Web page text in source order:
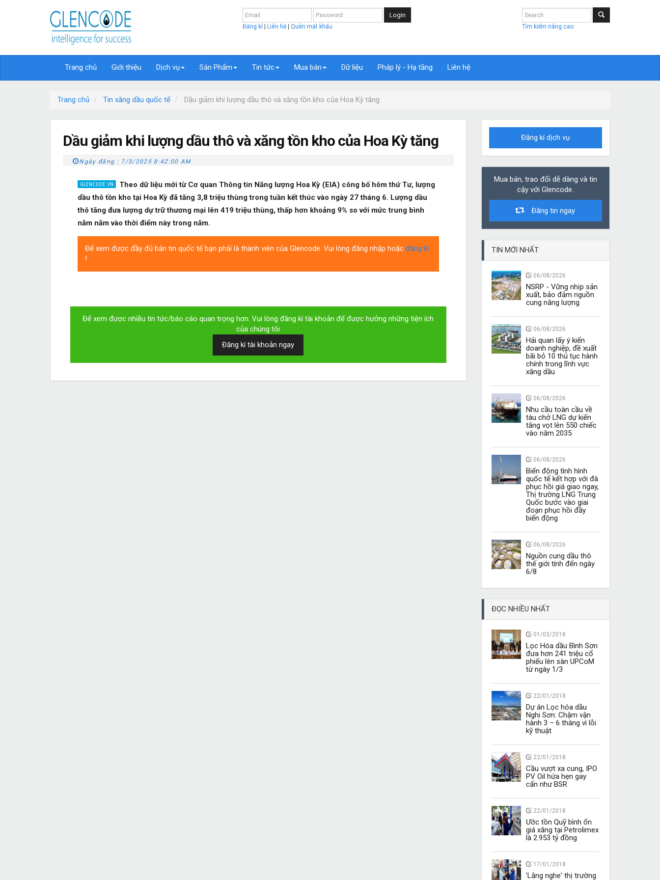
Login
Đăng kí Liên hệ Quên mật khẩu Tìm kiếm nâng cao
Trang chủ Giới thiệu Dịch vụ Sản Phẩm Tin tức Mua bán Dữ liệu Pháp lý - Hạ tầng Liên hệ
Trang chủ Tin xăng dầu quốc tế Dầu giảm khi lượng dầu thô và xăng tồn kho của Hoa Kỳ tăng
Dầu giảm khi lượng dầu thô và xăng tồn kho của Hoa Kỳ tăng
Ngày đăng : 7/3/2025 8:42:00 AM
Theo dữ liệu mới từ Cơ quan Thông tin Năng lượng Hoa Kỳ (EIA) công bố hôm thứ Tư, lượng
dầu thô tồn kho tại Hoa Kỳ đã tăng 3,8 triệu thùng trong tuần kết thúc vào ngày 27 tháng 6. Lượng dầu
thô tăng đưa lượng dự trữ thương mại lên 419 triệu thùng, thấp hơn khoảng 9% so với mức trung bình
năm năm vào thời điểm này trong năm.
Để xem được đầy đủ bản tin quốc tế bạn phải là thành viên của Glencode. Vui lòng đăng nhập hoặc đăng kí
!
Để xem được nhiều tin tức/báo cáo quan trọng hơn. Vui lòng đăng kí tài khoản để được hưởng những tiện ích
của chúng tôi
Đăng kí tài khoản ngay
Đăng kí dịch vụ
Mua bán, trao đổi dễ dàng và tin
cậy với Glencode.
Đăng tin ngay
TIN MỚI NHẤT
06/08/2026
NSRP - Vững nhịp sản
xuất, bảo đảm nguồn
cung năng lượng
06/08/2026
Hải quan lấy ý kiến
doanh nghiệp, đề xuất
bãi bỏ 10 thủ tục hành
chính trong lĩnh vực
xăng dầu
06/08/2026
Nhu cầu toàn cầu về
tàu chở LNG dự kiến
tăng vọt lên 550 chiếc
vào năm 2035
06/08/2026
Biến động tình hình
quốc tế kết hợp với đà
phục hồi giá giao ngay,
Thị trường LNG Trung
Quốc bước vào giai
đoạn phục hồi đầy
biến động
06/08/2026
Nguồn cung dầu thô
thế giới tính đến ngày
6/8
ĐỌC NHIỀU NHẤT
01/03/2018
Lọc Hóa dầu Bình Sơn
đưa hơn 241 triệu cổ
phiếu lên sàn UPCoM
từ ngày 1/3
22/01/2018
Dự án Lọc hóa dầu
Nghi Sơn: Chậm vận
hành 3 – 6 tháng vì lỗi
kỹ thuật
22/01/2018
Cầu vượt xa cung, IPO
PV Oil hứa hẹn gay
cấn như BSR
22/01/2018
Ước tồn Quỹ bình ổn
giá xăng tại Petrolimex
là 2.953 tỷ đồng
17/01/2018
'Lắng nghe' thị trường